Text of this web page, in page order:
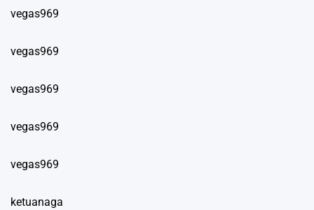
vegas969
vegas969
vegas969
vegas969
vegas969
ketuanaga